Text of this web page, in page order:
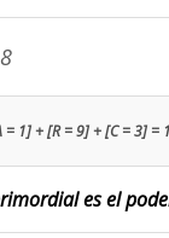
1] + [R = 9] + [C = 3] =
es el